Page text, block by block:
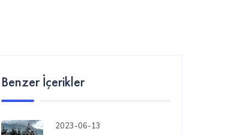
Benzer İçerikler
2023-06-13